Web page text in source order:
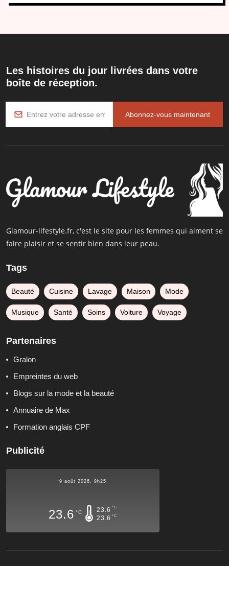
Les histoires du jour livrées dans votre
boîte de réception.
Abonnez-vous maintenant
Glamour-lifestyle.fr, c'est le site pour les femmes qui aiment se
faire plaisir et se sentir bien dans leur peau.
Tags
Beauté Cuisine Lavage Maison Mode
Musique Santé Soins Voiture Voyage
Partenaires
Gralon
Empreintes du web
Blogs sur la mode et la beauté
Annuaire de Max
Formation anglais CPF
Publicité
9 août 2026, 9h25
23.6 °C 23.6 °C
23.6 °C